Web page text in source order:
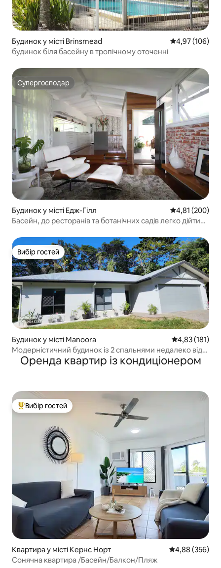
Будинок у місті Brinsmead Середня
4,97 (106)
будинок біля басейну в тропічному оточенні
Супергосподар
Супергосподар
Будинок у місті Едж-Гілл Середня
4,81 (200)
Басейн, до ресторанів та ботанічних садів легко дійти
Вибір гостей
Вибір гостей
Будинок у місті Manoora Середня
4,83 (181)
Модерністичний будинок із 2 спальнями недалеко від
міста, аеропорту.
Оренда квартир із кондиціонером
Топ вибір гостей
Вибір гостей
Квартира у місті Кернс Норт Середня
4,88 (356)
Сонячна квартира /Басейн/Балкон/Пляж